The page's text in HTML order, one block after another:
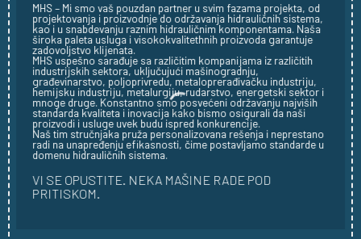
MHS – Mi smo vaš pouzdan partner u svim fazama projekta, od
projektovanja i proizvodnje do održavanja hidrauličnih sistema,
kao i u snabdevanju raznim hidrauličnim komponentama. Naša
široka paleta usluga i visokokvalitethnih proizvoda garantuje
zadovoljstvo klijenata.
MHS uspešno sarađuje sa različitim kompanijama iz različitih
industrijskih sektora, uključujući mašinogradnju,
građevinarstvo, poljoprivredu, metaloprerađivačku industriju,
hemijsku industriju, metalurgiju, rudarstvo, energetski sektor i
mnoge druge. Konstantno smo posvećeni održavanju najviših
standarda kvaliteta i inovacija kako bismo osigurali da naši
proizvodi i usluge uvek budu ispred konkurencije.
Naš tim stručnjaka pruža personalizovana rešenja i neprestano
radi na unapređenju efikasnosti, čime postavljamo standarde u
domenu hidrauličnih sistema.
VI SE OPUSTITE. NEKA MAŠINE RADE POD
PRITISKOM.